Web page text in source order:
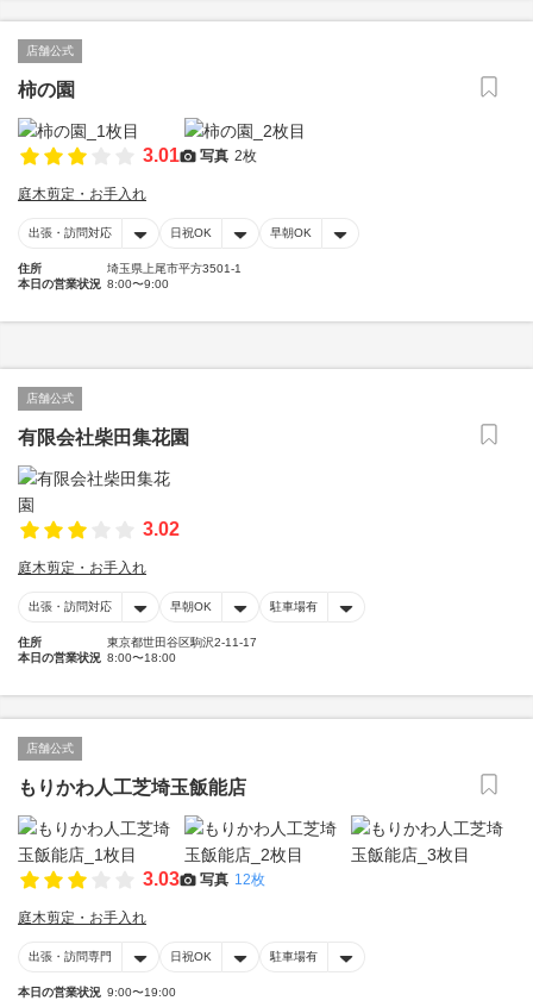
店舗公式
柿の園
3.01 写真 2枚
庭木剪定・お手入れ
出張・訪問対応 日祝OK 早朝OK
住所
埼玉県上尾市平方3501-1
本日の営業状況 8:00〜9:00
店舗公式
有限会社柴田集花園
3.02
庭木剪定・お手入れ
出張・訪問対応 早朝OK 駐車場有
住所
東京都世田谷区駒沢2-11-17
本日の営業状況 8:00〜18:00
店舗公式
もりかわ人工芝埼玉飯能店
3.03 写真 12枚
庭木剪定・お手入れ
出張・訪問専門 日祝OK 駐車場有
本日の営業状況 9:00〜19:00